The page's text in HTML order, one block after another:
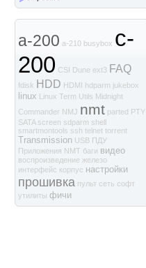
a-200 a-210 busybox c-
200 CSI Dune ext3 FAQ
fdisk HDD HDMI hdparm jukebox
linux Linux Term Utils Midnight
Commander NMJ nmt parted PTY
SATA screen sdparm shell
smartmontools ssh telnet torrent
Transmission USB ПДУ
Приложения NMT баги видео
воспроизведение железо
интерфейс корпус настройки
прошивка пульт сеть софт
утилиты фичи